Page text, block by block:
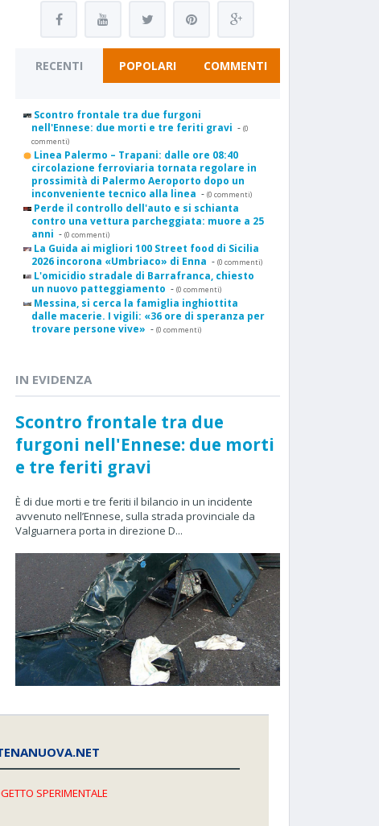
RECENTI POPOLARI COMMENTI
Scontro frontale tra due furgoni
nell'Ennese: due morti e tre feriti gravi - (0
commenti)
Linea Palermo – Trapani: dalle ore 08:40
circolazione ferroviaria tornata regolare in
prossimità di Palermo Aeroporto dopo un
inconveniente tecnico alla linea - (0 commenti)
Perde il controllo dell'auto e si schianta
contro una vettura parcheggiata: muore a 25
anni - (0 commenti)
La Guida ai migliori 100 Street food di Sicilia
2026 incorona «Umbriaco» di Enna - (0 commenti)
L'omicidio stradale di Barrafranca, chiesto
un nuovo patteggiamento - (0 commenti)
Messina, si cerca la famiglia inghiottita
dalle macerie. I vigili: «36 ore di speranza per
trovare persone vive» - (0 commenti)
IN EVIDENZA
Scontro frontale tra due
furgoni nell'Ennese: due morti
e tre feriti gravi
È di due morti e tre feriti il bilancio in un incidente
avvenuto nell’Ennese, sulla strada provinciale da
Valguarnera porta in direzione D...
SPERIMENTALE